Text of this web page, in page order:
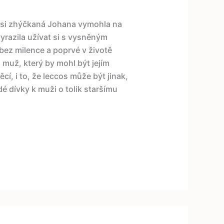
zhýčkaná Johana vymohla na
užívat si s vysněným
milence a poprvé v životě
který by mohl být jejím
i to, že leccos může být jinak,
dívky k muži o tolik staršímu